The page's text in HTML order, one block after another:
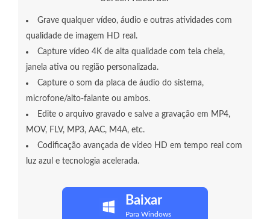
Grave qualquer vídeo, áudio e outras atividades com
qualidade de imagem HD real.
Capture vídeo 4K de alta qualidade com tela cheia,
janela ativa ou região personalizada.
Capture o som da placa de áudio do sistema,
microfone/alto-falante ou ambos.
Edite o arquivo gravado e salve a gravação em MP4,
MOV, FLV, MP3, AAC, M4A, etc.
Codificação avançada de vídeo HD em tempo real com
luz azul e tecnologia acelerada.
Baixar
Para Windows